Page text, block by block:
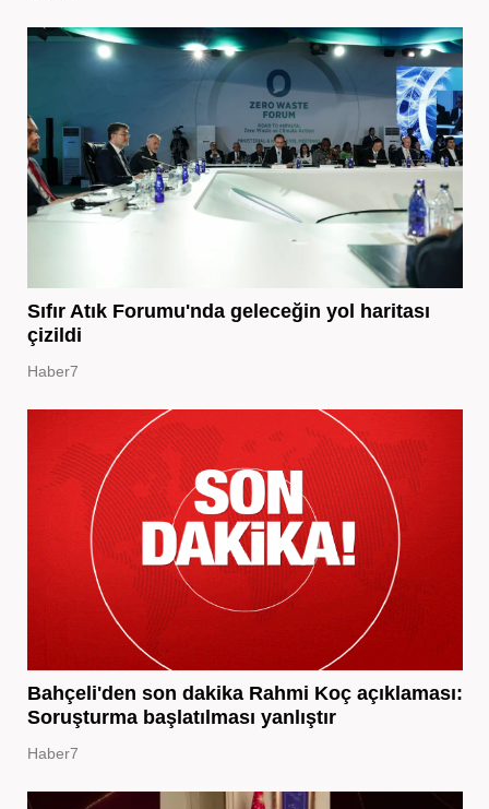
Sıfır Atık Forumu'nda geleceğin yol haritası
çizildi
Haber7
Bahçeli'den son dakika Rahmi Koç açıklaması:
Soruşturma başlatılması yanlıştır
Haber7